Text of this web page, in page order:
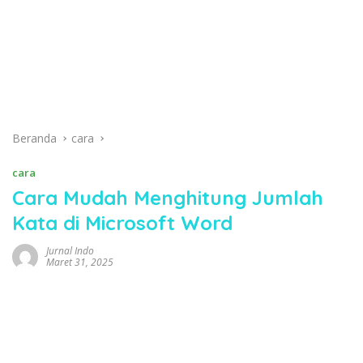
Beranda cara
cara
Cara Mudah Menghitung Jumlah
Kata di Microsoft Word
Jurnal Indo
Maret 31, 2025